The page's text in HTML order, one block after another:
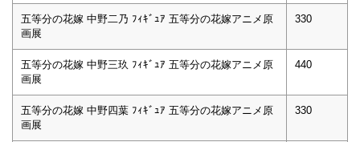
五等分の花嫁 中野二乃 ﾌｨｷﾞｭｱ 五等分の花嫁アニメ原
画展
330
五等分の花嫁 中野三玖 ﾌｨｷﾞｭｱ 五等分の花嫁アニメ原
画展
440
五等分の花嫁 中野四葉 ﾌｨｷﾞｭｱ 五等分の花嫁アニメ原
画展
330